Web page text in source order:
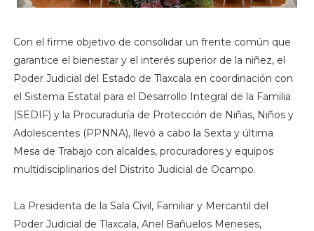
Con el firme objetivo de consolidar un frente común que
garantice el bienestar y el interés superior de la niñez, el
Poder Judicial del Estado de Tlaxcala en coordinación con
el Sistema Estatal para el Desarrollo Integral de la Familia
(SEDIF) y la Procuraduría de Protección de Niñas, Niños y
Adolescentes (PPNNA), llevó a cabo la Sexta y última
Mesa de Trabajo con alcaldes, procuradores y equipos
multidisciplinarios del Distrito Judicial de Ocampo.
La Presidenta de la Sala Civil, Familiar y Mercantil del
Poder Judicial de Tlaxcala, Anel Bañuelos Meneses,